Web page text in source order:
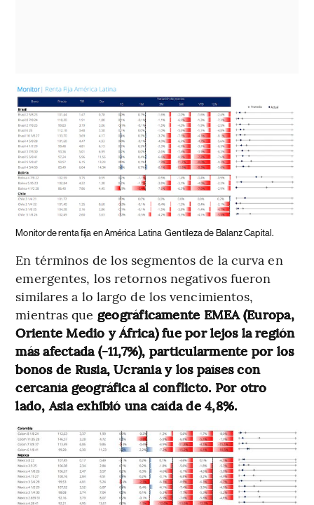
Monitor de renta fija en América Latina Gentileza de Balanz Capital.
En términos de los segmentos de la curva en
emergentes, los retornos negativos fueron
similares a lo largo de los vencimientos,
mientras que geográficamente EMEA (Europa,
Oriente Medio y África) fue por lejos la región
más afectada (-11,7%), particularmente por los
bonos de Rusia, Ucrania y los países con
cercanía geográfica al conflicto. Por otro
lado, Asia exhibió una caída de 4,8%.